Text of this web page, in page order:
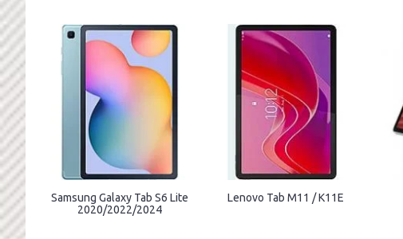
Samsung Galaxy Tab S6 Lite
2020/2022/2024
Lenovo Tab M11 / K11E